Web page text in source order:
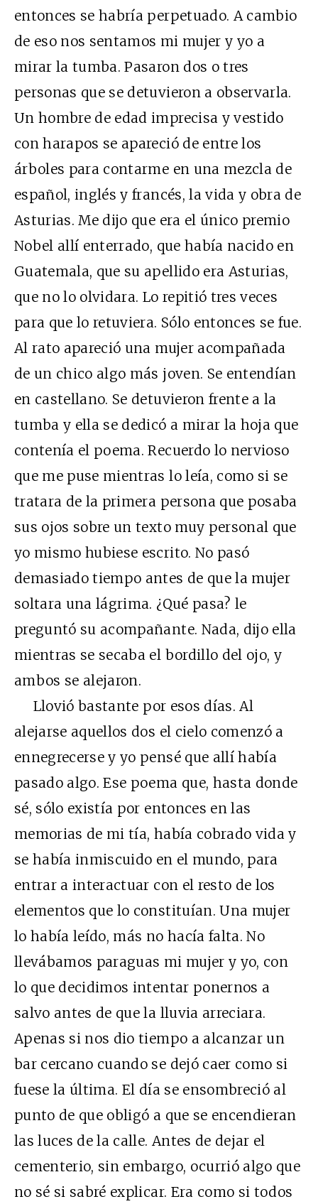
entonces se habría perpetuado. A cambio
de eso nos sentamos mi mujer y yo a
mirar la tumba. Pasaron dos o tres
personas que se detuvieron a observarla.
Un hombre de edad imprecisa y vestido
con harapos se apareció de entre los
árboles para contarme en una mezcla de
español, inglés y francés, la vida y obra de
Asturias. Me dijo que era el único premio
Nobel allí enterrado, que había nacido en
Guatemala, que su apellido era Asturias,
que no lo olvidara. Lo repitió tres veces
para que lo retuviera. Sólo entonces se fue.
Al rato apareció una mujer acompañada
de un chico algo más joven. Se entendían
en castellano. Se detuvieron frente a la
tumba y ella se dedicó a mirar la hoja que
contenía el poema. Recuerdo lo nervioso
que me puse mientras lo leía, como si se
tratara de la primera persona que posaba
sus ojos sobre un texto muy personal que
yo mismo hubiese escrito. No pasó
demasiado tiempo antes de que la mujer
soltara una lágrima. ¿Qué pasa? le
preguntó su acompañante. Nada, dijo ella
mientras se secaba el bordillo del ojo, y
ambos se alejaron.
Llovió bastante por esos días. Al
alejarse aquellos dos el cielo comenzó a
ennegrecerse y yo pensé que allí había
pasado algo. Ese poema que, hasta donde
sé, sólo existía por entonces en las
memorias de mi tía, había cobrado vida y
se había inmiscuido en el mundo, para
entrar a interactuar con el resto de los
elementos que lo constituían. Una mujer
lo había leído, más no hacía falta. No
llevábamos paraguas mi mujer y yo, con
lo que decidimos intentar ponernos a
salvo antes de que la lluvia arreciara.
Apenas si nos dio tiempo a alcanzar un
bar cercano cuando se dejó caer como si
fuese la última. El día se ensombreció al
punto de que obligó a que se encendieran
las luces de la calle. Antes de dejar el
cementerio, sin embargo, ocurrió algo que
no sé si sabré explicar. Era como si todos